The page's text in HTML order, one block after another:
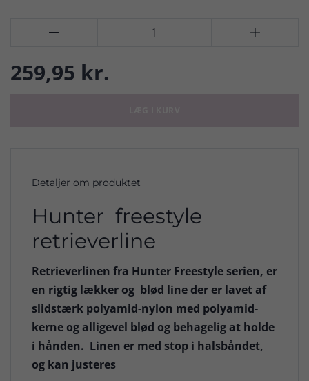
 
259,95 kr.
Detaljer om produktet
Hunter freestyle
retrieverline
Retrieverlinen fra Hunter Freestyle serien, er
en rigtig lækker og blød line der er lavet af
slidstærk polyamid-nylon med polyamid-
kerne og alligevel blød og behagelig at holde
i hånden. Linen er med stop i halsbåndet,
og kan justeres